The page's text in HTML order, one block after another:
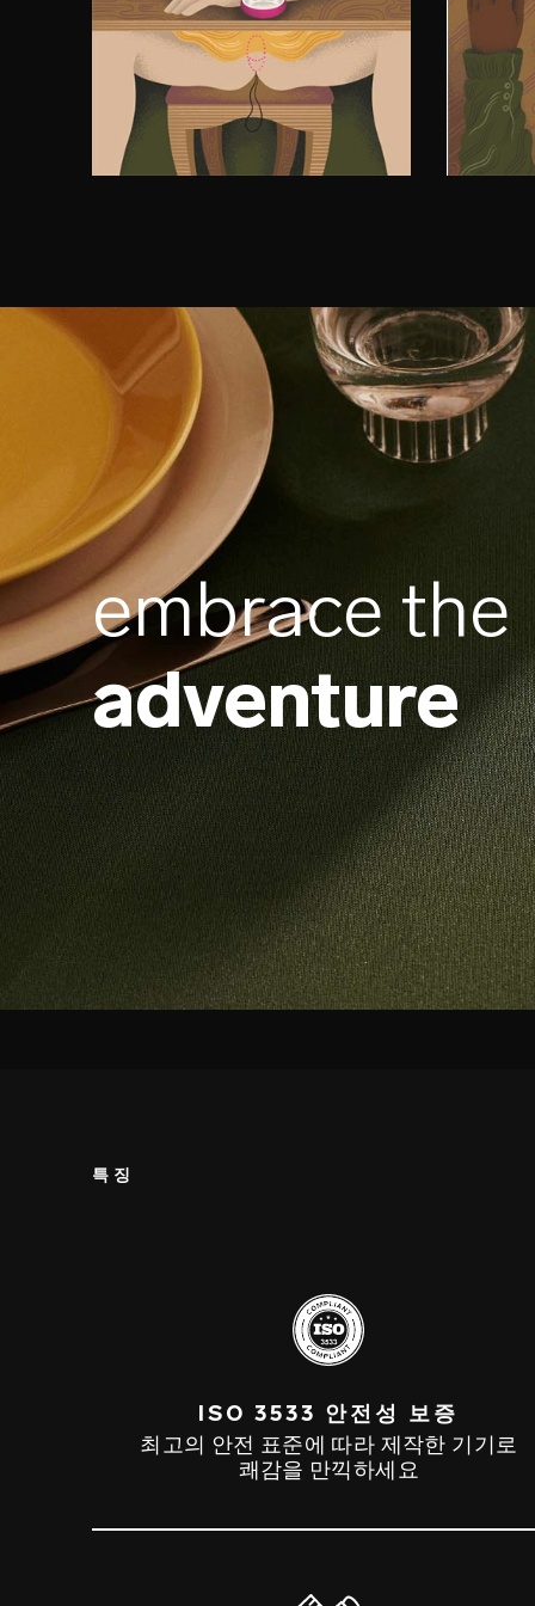
with you.
the
embrace the
adventure
특징
ISO 3533 안전성 보증
최고의 안전 표준에 따라 제작한 기기로
쾌감을 만끽하세요